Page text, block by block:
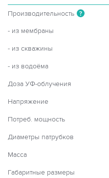
Производительность ?
- из мембраны
- из скважины
- из водоёма
Доза УФ-облучения
Напряжение
Потреб. мощность
Диаметры патрубков
Масса
Габаритные размеры